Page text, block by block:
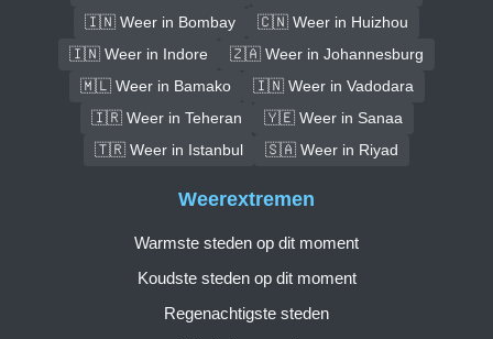
🇮🇳 Weer in Bombay
🇨🇳 Weer in Huizhou
🇮🇳 Weer in Indore
🇿🇦 Weer in Johannesburg
🇲🇱 Weer in Bamako
🇮🇳 Weer in Vadodara
🇮🇷 Weer in Teheran
🇾🇪 Weer in Sanaa
🇹🇷 Weer in Istanbul
🇸🇦 Weer in Riyad
Weerextremen
Warmste steden op dit moment
Koudste steden op dit moment
Regenachtigste steden